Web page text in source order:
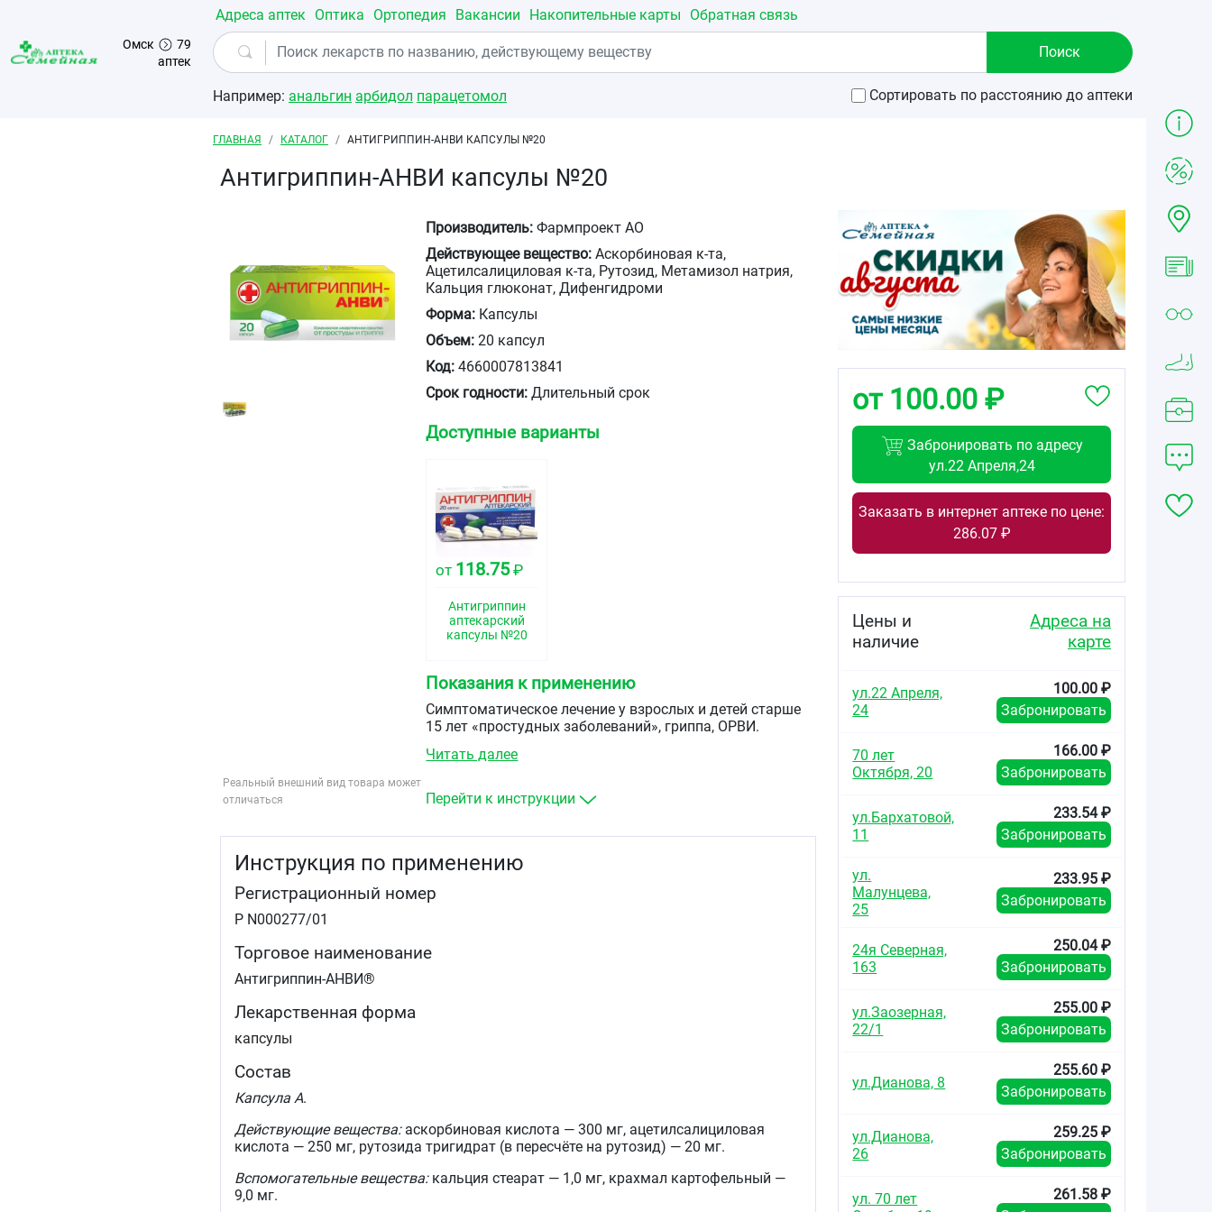
Перейти к основному содержанию
Омск
79
аптек
Адреса аптек Оптика Ортопедия Вакансии Накопительные карты Обратная связь
Например: анальгин арбидол парацетомол Сортировать по расстоянию до аптеки
Строка навигации
ГЛАВНАЯ КАТАЛОГ АНТИГРИППИН-АНВИ КАПСУЛЫ №20
Антигриппин-АНВИ капсулы №20
Реальный внешний вид товара может
отличаться
Производитель: Фармпроект АО
Действующее вещество: Аскорбиновая к-та,
Ацетилсалициловая к-та, Рутозид, Метамизол натрия,
Кальция глюконат, Дифенгидроми
Форма: Капсулы
Объем: 20 капсул
Код: 4660007813841
Срок годности: Длительный срок
Доступные варианты
от 118.75₽
Антигриппин
аптекарский
капсулы №20
Показания к применению
Симптоматическое лечение у взрослых и детей старше
15 лет «простудных заболеваний», гриппа, ОРВИ.
Читать далее
Перейти к инструкции
Инструкция по применению
Регистрационный номер
Р N000277/01
Торговое наименование
Антигриппин-АНВИ®
Лекарственная форма
капсулы
Состав
Капсула А.
Действующие вещества:аскорбиновая кислота — 300 мг, ацетилсалициловая
кислота — 250 мг, рутозида тригидрат (в пересчёте на рутозид) — 20 мг.
Вспомогательные вещества:кальция стеарат — 1,0 мг, крахмал картофельный —
9,0 мг.
от 100.00 ₽
Забронировать по адресу
ул.22 Апреля,24
Заказать в интернет аптеке по цене:
286.07 ₽
Цены и
наличие
Адреса на
карте
ул.22 Апреля,
24
100.00 ₽
Забронировать
70 лет
Октября, 20
166.00 ₽
Забронировать
ул.Бархатовой,
11
233.54 ₽
Забронировать
ул.
Малунцева,
25
233.95 ₽
Забронировать
24я Северная,
163
250.04 ₽
Забронировать
ул.Заозерная,
22/1
255.00 ₽
Забронировать
ул.Дианова, 8
255.60 ₽
Забронировать
ул.Дианова,
26
259.25 ₽
Забронировать
ул. 70 лет
261.58 ₽